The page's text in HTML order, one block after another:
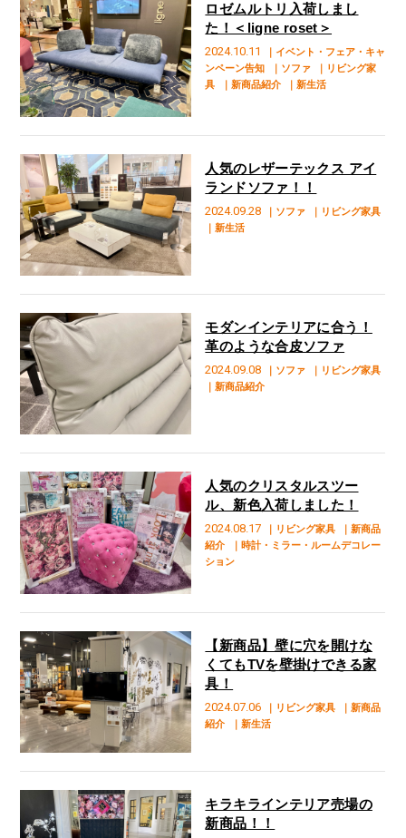
2024.10.11
｜イベント・フェア・キャ
ンペーン告知
｜ソファ
｜リビング家
具
｜新商品紹介 ｜新生活
ロゼムルトリ入荷しまし
た！＜ligne roset＞
2024.09.28 ｜ソファ
｜リビング家具
｜新生活
人気のレザーテックス アイ
ランドソファ！！
2024.09.08 ｜ソファ
｜リビング家具
｜新商品紹介
モダンインテリアに合う！
革のような合皮ソファ
2024.08.17 ｜リビング家具
｜新商品
紹介
｜時計・ミラー・ルームデコレー
ション
人気のクリスタルスツー
ル、新色入荷しました！
2024.07.06 ｜リビング家具
｜新商品
紹介
｜新生活
【新商品】壁に穴を開けな
くてもTVを壁掛けできる家
具！
キラキラインテリア売場の
新商品！！